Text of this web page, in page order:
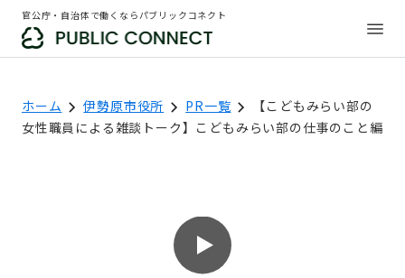
官公庁・自治体で働くならパブリックコネクト
ホーム 伊勢原市役所 PR一覧
【こどもみらい部の
女性職員による雑談トーク】こどもみらい部の仕事のこと編